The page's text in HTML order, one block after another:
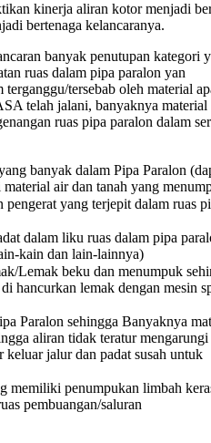
kinerja aliran kotor menjadi
bertenaga kelancaranya.
banyak penutupan kategori
ruas dalam pipa paralon yan
tersebab oleh material
telah jalani, banyaknya material
ruas pipa paralon dalam
banyak dalam Pipa Paralon
air dan tanah yang
yang terjepit dalam ruas
dalam liku ruas dalam pipa
kain dan lain-lainnya)
Lemak beku dan menumpuk
hancurkan lemak dengan mesin
Paralon sehingga Banyaknya
aliran tidak teratur mengarungi
keluar jalur dan padat susah untuk
memiliki penumpukan limbah
pembuangan/saluran